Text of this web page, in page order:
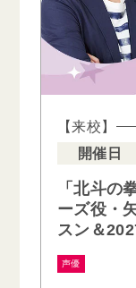
【来校】
開催日
「北斗の
ーズ役・
スン＆
声優